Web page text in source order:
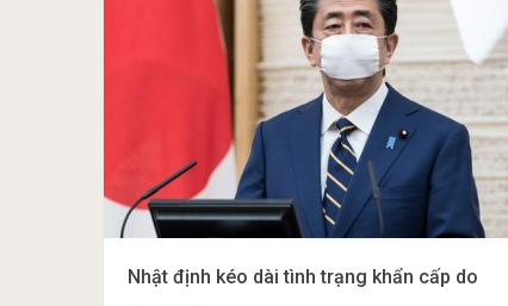
Nhật định kéo dài tình trạng khẩn cấp do